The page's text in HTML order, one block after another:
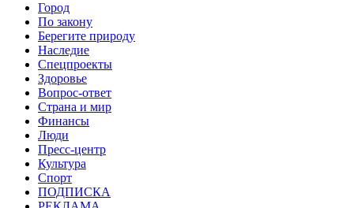
Город
По закону
Берегите природу
Наследие
Спецпроекты
Здоровье
Вопрос-ответ
Страна и мир
Финансы
Люди
Пресс-центр
Культура
Спорт
ПОДПИСКА